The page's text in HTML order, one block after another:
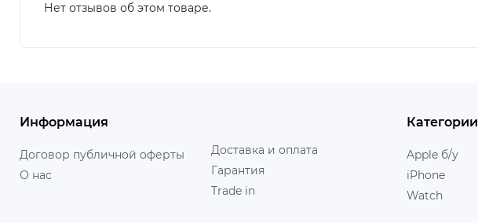
Нет отзывов об этом товаре.
Информация
Договор публичной оферты
О нас
Доставка и оплата
Гарантия
Trade in
Категории
Apple б/у
iPhone
Watch